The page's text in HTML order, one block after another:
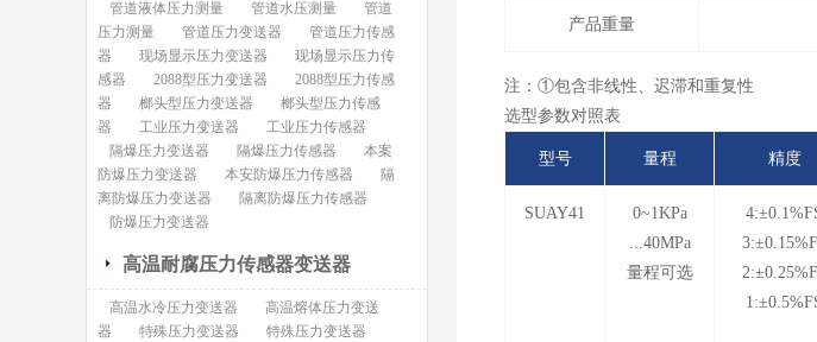
产品重量
注：①包含非线性、迟滞和重复性
选型参数对照表
型号 量程 精度
SUAY41
0~1KPa
...40MPa
量程可选
管道液体压力测量 管道水压测量
管道
压力测量
管道压力变送器
管道压力传感
器
现场显示压力变送器
现场显示压力传
感器
2088型压力变送器
2088型压力传感
器
榔头型压力变送器
榔头型压力传感
器
工业压力变送器
工业压力传感器
隔爆压力变送器
隔爆压力传感器
本案
防爆压力变送器
本安防爆压力传感器
隔
离防爆压力变送器
隔离防爆压力传感器
防爆压力变送器
高温耐腐压力传感器变送器
高温水冷压力变送器
高温熔体压力变送
器
特殊压力变送器
特殊压力变送器